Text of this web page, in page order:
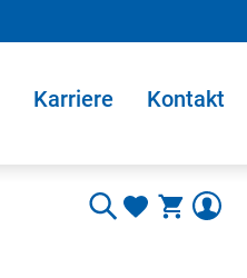
Karriere Kontakt